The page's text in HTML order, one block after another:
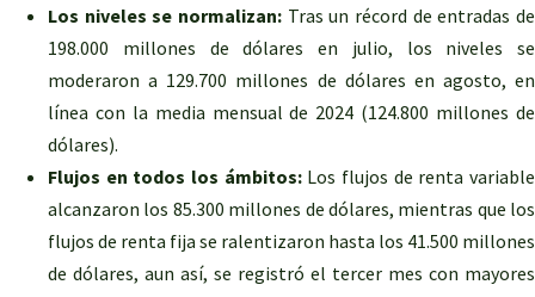
Los niveles se normalizan: Tras un récord de entradas de
198.000 millones de dólares en julio, los niveles se
moderaron a 129.700 millones de dólares en agosto, en
línea con la media mensual de 2024 (124.800 millones de
dólares).
Flujos en todos los ámbitos:Los flujos de renta variable
alcanzaron los 85.300 millones de dólares, mientras que los
flujos de renta fija se ralentizaron hasta los 41.500 millones
de dólares, aun así, se registró el tercer mes con mayores